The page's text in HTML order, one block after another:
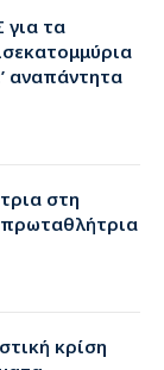
για τα
αναπάντητα
στη
κρίση